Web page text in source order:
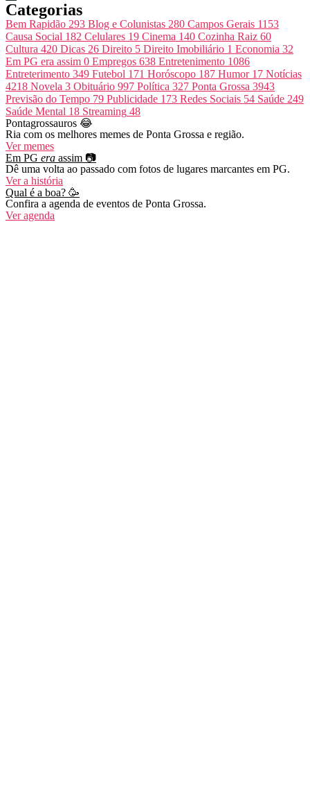
Categorias
Bem Rapidão 293 Blog e Colunistas 280 Campos Gerais 1153
Causa Social 182 Celulares 19 Cinema 140 Cozinha Raiz 60
Cultura 420 Dicas 26 Direito 5 Direito Imobiliário 1 Economia 32
Em PG era assim 0 Empregos 638 Entretenimento 1086
Entreterimento 349 Futebol 171 Horóscopo 187 Humor 17 Notícias
4218 Novela 3 Obituário 997 Política 327 Ponta Grossa 3943
Previsão do Tempo 79 Publicidade 173 Redes Sociais 54 Saúde 249
Saúde Mental 18 Streaming 48
Pontagrossauros 😂
Ria com os melhores memes de Ponta Grossa e região.
Ver memes
Em PG era assim 📷
Dê uma volta ao passado com fotos de lugares marcantes em PG.
Ver a história
Qual é a boa? 🥳
Confira a agenda de eventos de Ponta Grossa.
Ver agenda